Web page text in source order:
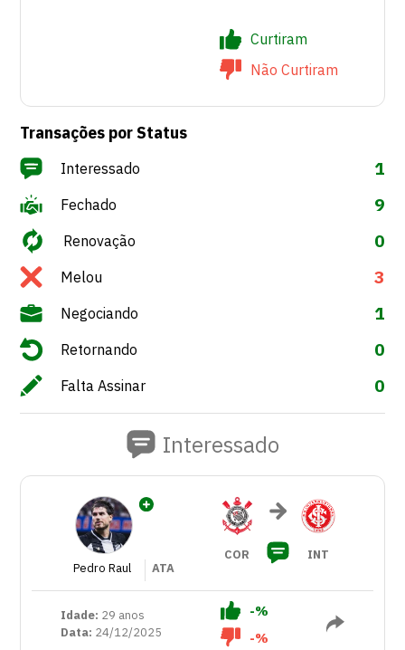
Curtiram
Não Curtiram
Transações por Status
Interessado 1
Fechado 9
Renovação 0
Melou 3
Negociando 1
Retornando 0
Falta Assinar 0
Interessado
Pedro Raul ATA
COR INT
Idade: 29 anos
Data: 24/12/2025
-%
-%